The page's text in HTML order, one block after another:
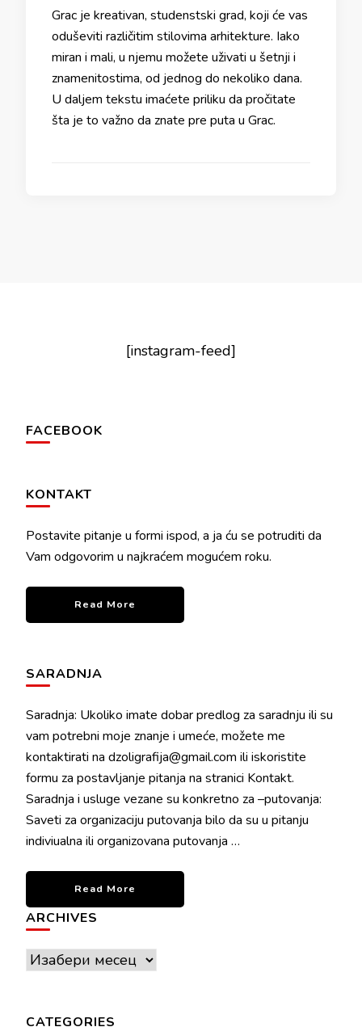
Grac je kreativan, studenstski grad, koji će vas
oduševiti različitim stilovima arhitekture. Iako
miran i mali, u njemu možete uživati u šetnji i
znamenitostima, od jednog do nekoliko dana.
U daljem tekstu imaćete priliku da pročitate
šta je to važno da znate pre puta u Grac.
[instagram-feed]
FACEBOOK
KONTAKT
Postavite pitanje u formi ispod, a ja ću se potruditi da
Vam odgovorim u najkraćem mogućem roku.
Read More
SARADNJA
Saradnja: Ukoliko imate dobar predlog za saradnju ili su
vam potrebni moje znanje i umeće, možete me
kontaktirati na dzoligrafija@gmail.com ili iskoristite
formu za postavljanje pitanja na stranici Kontakt.
Saradnja i usluge vezane su konkretno za –putovanja:
Saveti za organizaciju putovanja bilo da su u pitanju
indiviualna ili organizovana putovanja …
Read More
ARCHIVES
Archives
CATEGORIES